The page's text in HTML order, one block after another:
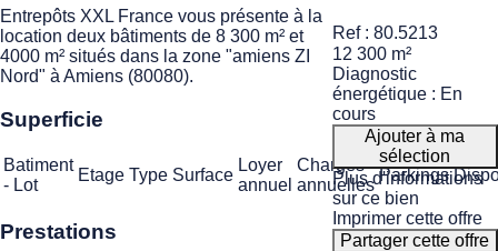
Entrepôts XXL France vous présente à la
location deux bâtiments de 8 300 m² et
4000 m² situés dans la zone "amiens ZI
Nord" à Amiens (80080).
Superficie
Batiment
- Lot
Etage Type Surface
Loyer
annuel
Charges
annuelles
Parkings
Prestations
Ref : 80.5213
12 300 m²
Diagnostic
énergétique : En
cours
Ajouter à ma
sélection
Plus d'informations
sur ce bien
Imprimer cette offre
Partager cette offre